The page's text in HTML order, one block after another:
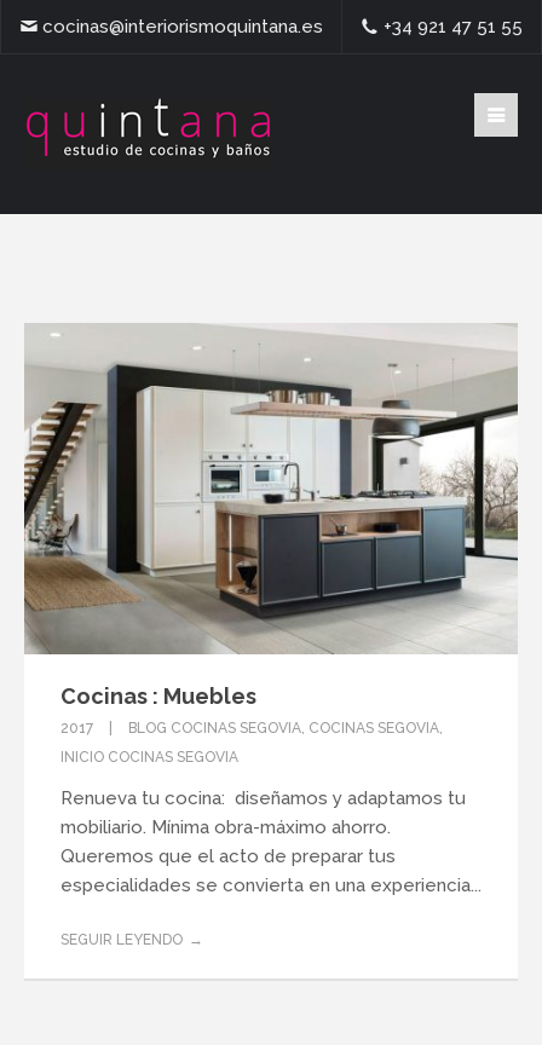
cocinas@interiorismoquintana.es +34 921 47 51 55
Cocinas : Muebles
2017 BLOG COCINAS SEGOVIA COCINAS SEGOVIA
INICIO COCINAS SEGOVIA
Renueva tu cocina: diseñamos y adaptamos tu
mobiliario. Mínima obra-máximo ahorro.
Queremos que el acto de preparar tus
especialidades se convierta en una experiencia...
SEGUIR LEYENDO